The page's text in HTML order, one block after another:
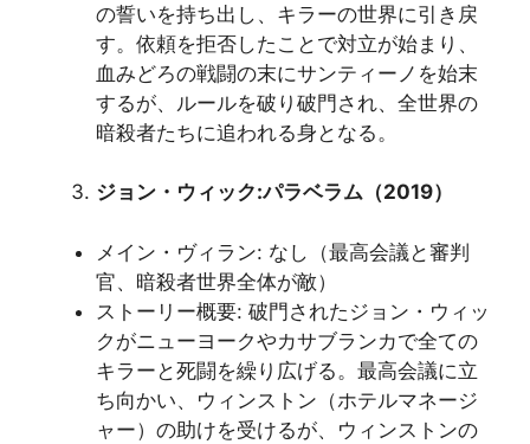
の誓いを持ち出し、キラーの世界に引き戻
す。依頼を拒否したことで対立が始まり、
血みどろの戦闘の末にサンティーノを始末
するが、ルールを破り破門され、全世界の
暗殺者たちに追われる身となる。
ジョン・ウィック:パラベラム（2019）
メイン・ヴィラン: なし（最高会議と審判
官、暗殺者世界全体が敵）
ストーリー概要: 破門されたジョン・ウィッ
クがニューヨークやカサブランカで全ての
キラーと死闘を繰り広げる。最高会議に立
ち向かい、ウィンストン（ホテルマネージ
ャー）の助けを受けるが、ウィンストンの